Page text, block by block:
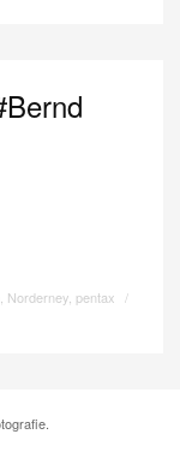
, Norderney, pentax /